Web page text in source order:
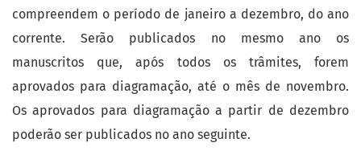
compreendem o período de janeiro a dezembro, do ano
corrente. Serão publicados no mesmo ano os
manuscritos que, após todos os trâmites, forem
aprovados para diagramação, até o mês de novembro.
Os aprovados para diagramação a partir de dezembro
poderão ser publicados no ano seguinte.